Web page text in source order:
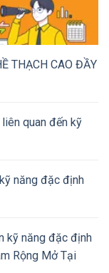
THẠCH CAO ĐẦY
quan đến kỹ
năng đặc định
kỹ năng đặc định
Rộng Mở Tại